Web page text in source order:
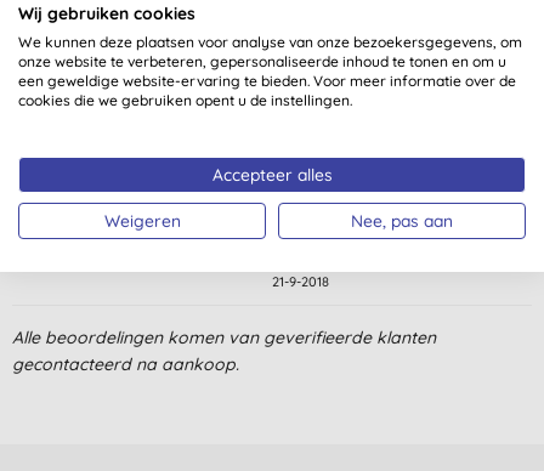
Klantbeoordelingen
5,0van 5 (1 beoordeling)
Heerlijke bodywash. Ruikt lekker zacht en je huid droogt er niet
van uit. Natuurlijke ingrediënten zijn voor mij een pre en daar
bestaat deze wash uit!
S., Zoetermeer
21-9-2018
Alle beoordelingen komen van geverifieerde klanten
gecontacteerd na aankoop.
Wij gebruiken cookies
We kunnen deze plaatsen voor analyse van onze bezoekersgegevens, om
onze website te verbeteren, gepersonaliseerde inhoud te tonen en om u
een geweldige website-ervaring te bieden. Voor meer informatie over de
cookies die we gebruiken opent u de instellingen.
Accepteer alles
Weigeren Nee, pas aan